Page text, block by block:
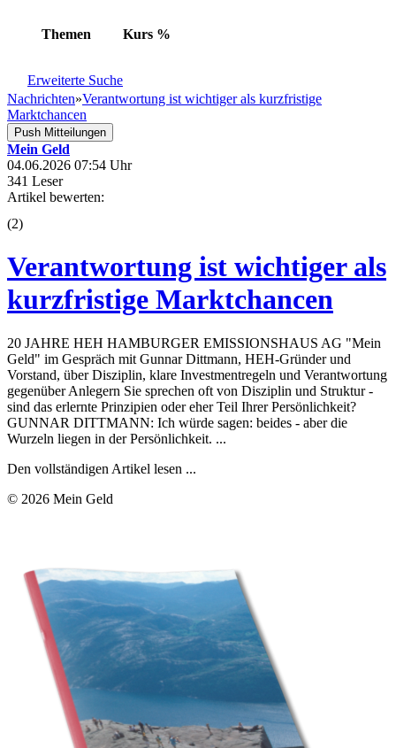
Themen Kurs %
Erweiterte Suche
Nachrichten»Verantwortung ist wichtiger als kurzfristige
Marktchancen
Push Mitteilungen
Mein Geld
04.06.2026 07:54 Uhr
341 Leser
Artikel bewerten:
(2)
Verantwortung ist wichtiger als
kurzfristige Marktchancen
20 JAHRE HEH HAMBURGER EMISSIONSHAUS AG "Mein
Geld" im Gespräch mit Gunnar Dittmann, HEH-Gründer und
Vorstand, über Disziplin, klare Investmentregeln und Verantwortung
gegenüber Anlegern Sie sprechen oft von Disziplin und Struktur -
sind das erlernte Prinzipien oder eher Teil Ihrer Persönlichkeit?
GUNNAR DITTMANN: Ich würde sagen: beides - aber die
Wurzeln liegen in der Persönlichkeit. ...
Den vollständigen Artikel lesen ...
© 2026 Mein Geld